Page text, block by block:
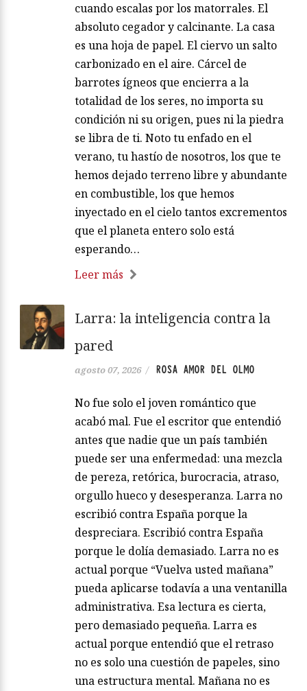
cuando escalas por los matorrales. El
absoluto cegador y calcinante. La casa
es una hoja de papel. El ciervo un salto
carbonizado en el aire. Cárcel de
barrotes ígneos que encierra a la
totalidad de los seres, no importa su
condición ni su origen, pues ni la piedra
se libra de ti. Noto tu enfado en el
verano, tu hastío de nosotros, los que te
hemos dejado terreno libre y abundante
en combustible, los que hemos
inyectado en el cielo tantos excrementos
que el planeta entero solo está
esperando…
Leer más
Larra: la inteligencia contra la
pared
agosto 07, 2026 / ROSA AMOR DEL OLMO
No fue solo el joven romántico que
acabó mal. Fue el escritor que entendió
antes que nadie que un país también
puede ser una enfermedad: una mezcla
de pereza, retórica, burocracia, atraso,
orgullo hueco y desesperanza. Larra no
escribió contra España porque la
despreciara. Escribió contra España
porque le dolía demasiado. Larra no es
actual porque “Vuelva usted mañana”
pueda aplicarse todavía a una ventanilla
administrativa. Esa lectura es cierta,
pero demasiado pequeña. Larra es
actual porque entendió que el retraso
no es solo una cuestión de papeles, sino
una estructura mental. Mañana no es